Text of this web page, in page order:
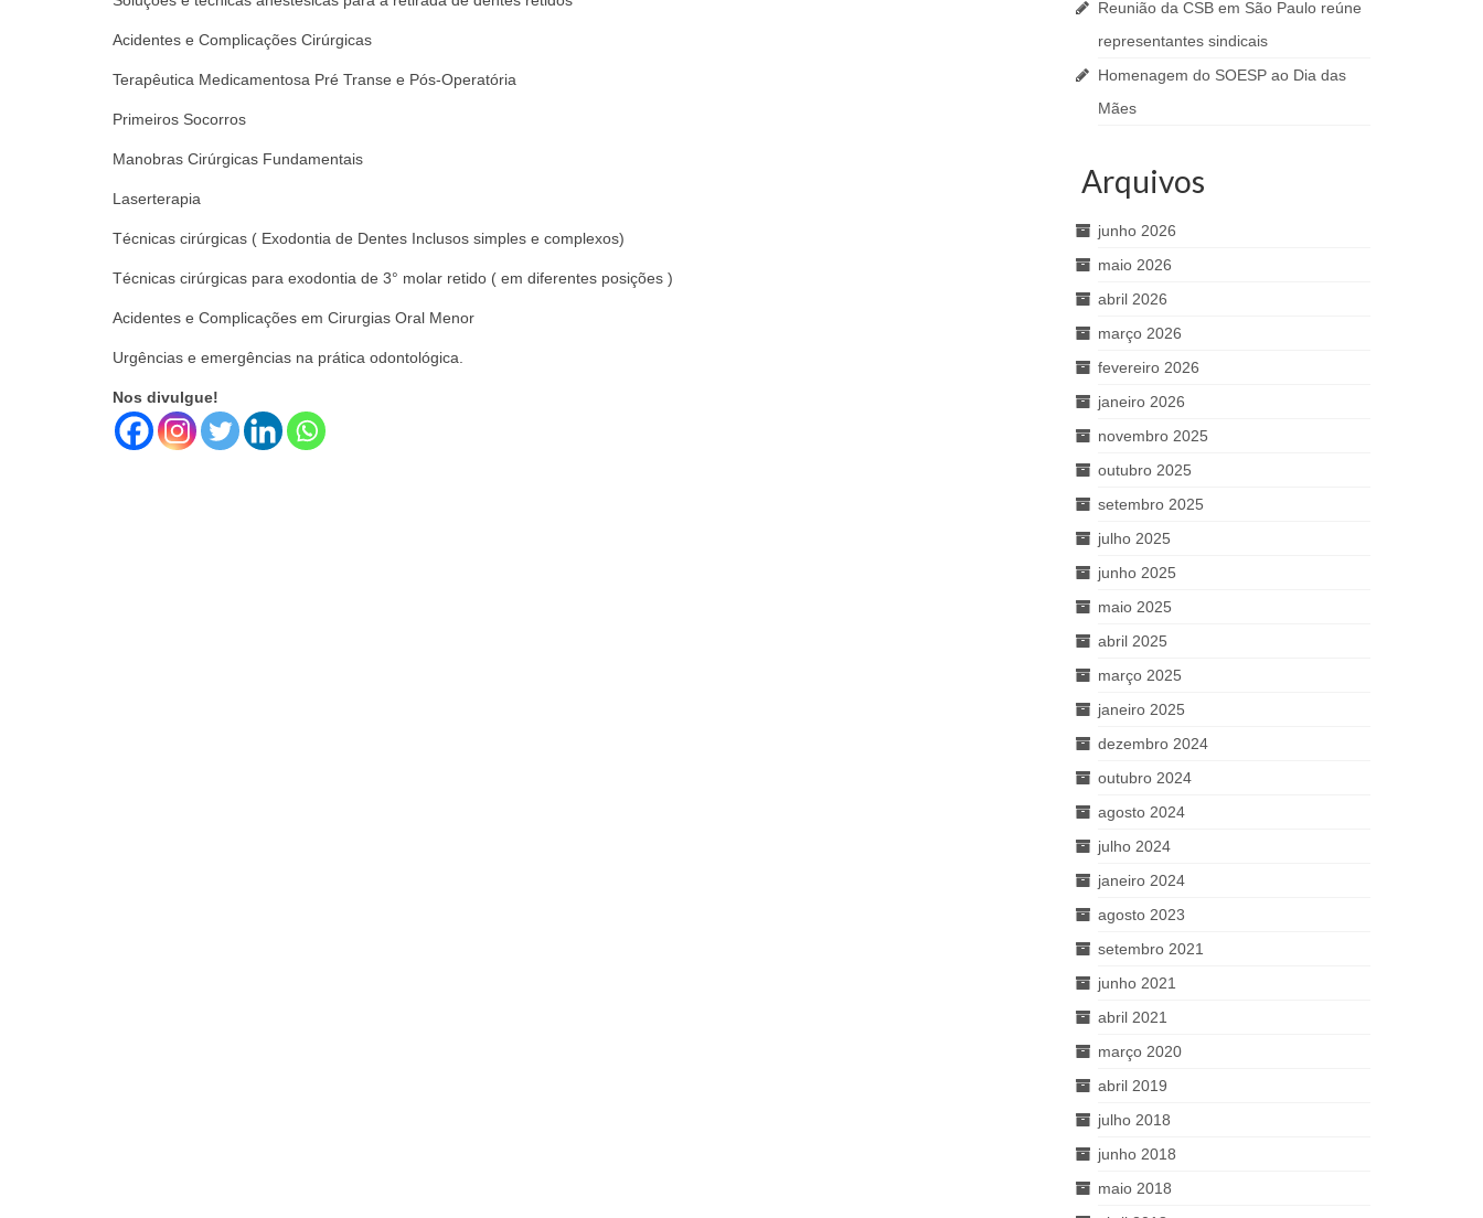
Acidentes e Complicações Cirúrgicas
Terapêutica Medicamentosa Pré Transe e Pós-Operatória
Primeiros Socorros
Manobras Cirúrgicas Fundamentais
Laserterapia
Técnicas cirúrgicas ( Exodontia de Dentes Inclusos simples e complexos)
Técnicas cirúrgicas para exodontia de 3° molar retido ( em diferentes posições )
Acidentes e Complicações em Cirurgias Oral Menor
Urgências e emergências na prática odontológica.
Nos divulgue!
Reunião da CSB em São Paulo reúne
representantes sindicais
Homenagem do SOESP ao Dia das
Mães
Arquivos
junho 2026
maio 2026
abril 2026
março 2026
fevereiro 2026
janeiro 2026
novembro 2025
outubro 2025
setembro 2025
julho 2025
junho 2025
maio 2025
abril 2025
março 2025
janeiro 2025
dezembro 2024
outubro 2024
agosto 2024
julho 2024
janeiro 2024
agosto 2023
setembro 2021
junho 2021
abril 2021
março 2020
abril 2019
julho 2018
junho 2018
maio 2018